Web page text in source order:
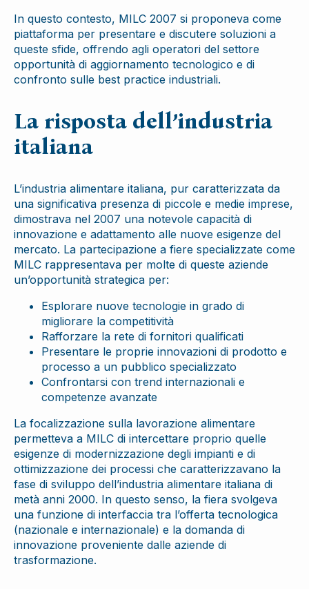
In questo contesto, MILC 2007 si proponeva come
piattaforma per presentare e discutere soluzioni a
queste sfide, offrendo agli operatori del settore
opportunità di aggiornamento tecnologico e di
confronto sulle best practice industriali.
La risposta dell’industria
italiana
L’industria alimentare italiana, pur caratterizzata da
una significativa presenza di piccole e medie imprese,
dimostrava nel 2007 una notevole capacità di
innovazione e adattamento alle nuove esigenze del
mercato. La partecipazione a fiere specializzate come
MILC rappresentava per molte di queste aziende
un’opportunità strategica per:
Esplorare nuove tecnologie in grado di
migliorare la competitività
Rafforzare la rete di fornitori qualificati
Presentare le proprie innovazioni di prodotto e
processo a un pubblico specializzato
Confrontarsi con trend internazionali e
competenze avanzate
La focalizzazione sulla lavorazione alimentare
permetteva a MILC di intercettare proprio quelle
esigenze di modernizzazione degli impianti e di
ottimizzazione dei processi che caratterizzavano la
fase di sviluppo dell’industria alimentare italiana di
metà anni 2000. In questo senso, la fiera svolgeva
una funzione di interfaccia tra l’offerta tecnologica
(nazionale e internazionale) e la domanda di
innovazione proveniente dalle aziende di
trasformazione.